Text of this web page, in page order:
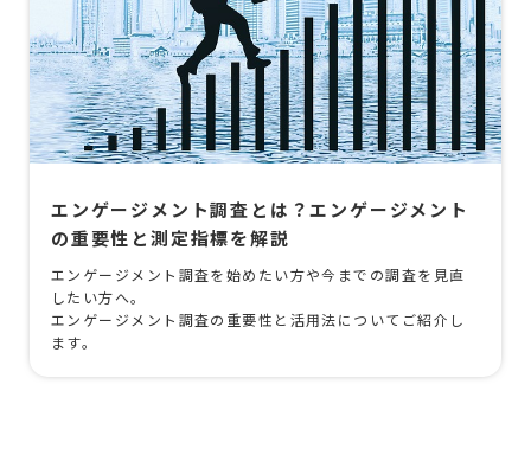
エンゲージメント調査とは？エンゲージメント
の重要性と測定指標を解説
エンゲージメント調査を始めたい方や今までの調査を見直
したい方へ。
エンゲージメント調査の重要性と活用法についてご紹介し
ます。